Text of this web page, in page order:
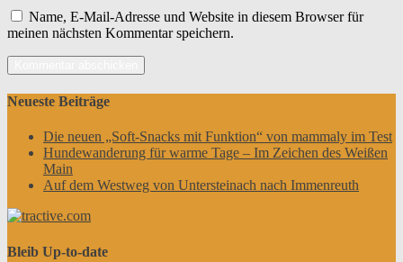
Name, E-Mail-Adresse und Website in diesem Browser für
meinen nächsten Kommentar speichern.
Neueste Beiträge
Die neuen „Soft-Snacks mit Funktion“ von mammaly im Test
Hundewanderung für warme Tage – Im Zeichen des Weißen
Main
Auf dem Westweg von Untersteinach nach Immenreuth
Bleib Up-to-date